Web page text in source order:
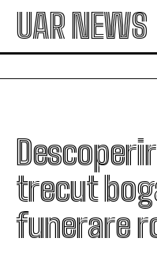
UAR NEWS
trecut
funerare